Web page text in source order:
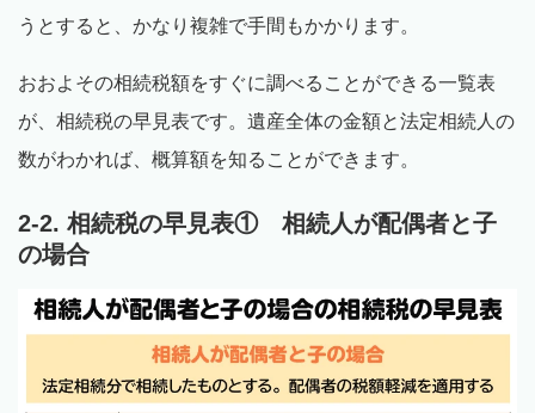
うとすると、かなり複雑で手間もかかります。
おおよその相続税額をすぐに調べることができる一覧表
が、相続税の早見表です。遺産全体の金額と法定相続人の
数がわかれば、概算額を知ることができます。
2-2. 相続税の早見表① 相続人が配偶者と子
の場合